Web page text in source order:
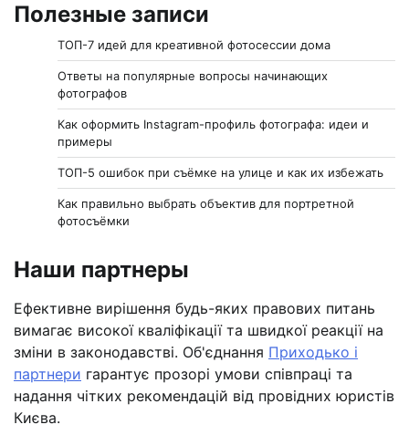
Полезные записи
ТОП-7 идей для креативной фотосессии дома
Ответы на популярные вопросы начинающих
фотографов
Как оформить Instagram-профиль фотографа: идеи и
примеры
ТОП-5 ошибок при съёмке на улице и как их избежать
Как правильно выбрать объектив для портретной
фотосъёмки
Наши партнеры
Ефективне вирішення будь-яких правових питань
вимагає високої кваліфікації та швидкої реакції на
зміни в законодавстві. Об'єднання Приходько і
партнери гарантує прозорі умови співпраці та
надання чітких рекомендацій від провідних юристів
Києва.